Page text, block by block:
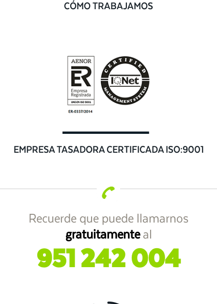
CÓMO TRABAJAMOS
EMPRESA TASADORA CERTIFICADA ISO:9001
Recuerde que puede llamarnos
gratuitamenteal
951 242 004